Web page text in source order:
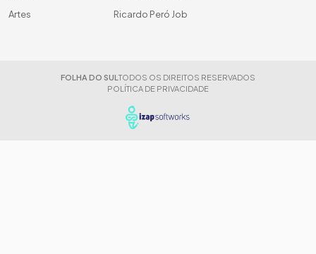
Artes
Ricardo Peró Job
FOLHA DO SUL TODOS OS DIREITOS RESERVADOS
POLÍTICA DE PRIVACIDADE